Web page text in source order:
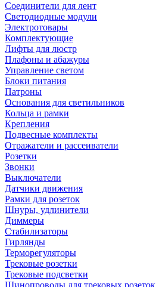
Соединители для лент
Светодиодные модули
Электротовары
Комплектующие
Лифты для люстр
Плафоны и абажуры
Управление светом
Блоки питания
Патроны
Основания для светильников
Кольца и рамки
Крепления
Подвесные комплекты
Отражатели и рассеиватели
Розетки
Звонки
Выключатели
Датчики движения
Рамки для розеток
Шнуры, удлинители
Диммеры
Стабилизаторы
Гирлянды
Терморегуляторы
Трековые розетки
Трековые подсветки
Шинопроводы для трековых розеток